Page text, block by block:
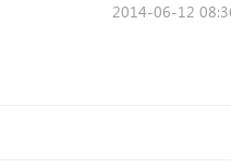
2014-06-12